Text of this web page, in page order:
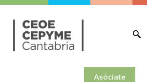
Asóciate